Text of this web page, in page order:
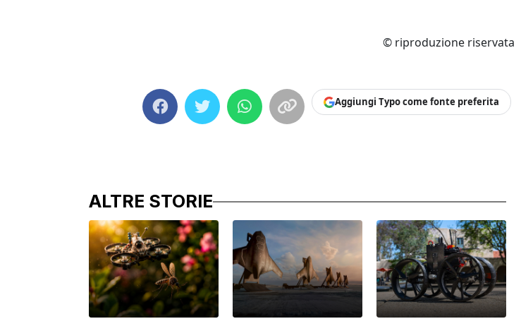
© riproduzione riservata
Aggiungi Typo come fonte preferita
ALTRE STORIE